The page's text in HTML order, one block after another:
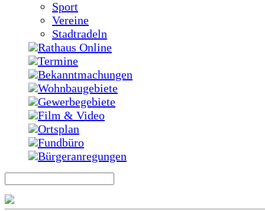
Sport
Vereine
Stadtradeln
Rathaus Online
Termine
Bekanntmachungen
Wohnbaugebiete
Gewerbegebiete
Film & Video
Ortsplan
Fundbüro
Bürgeranregungen